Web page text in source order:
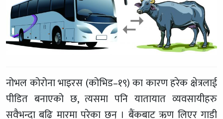
नोभल कोरोना भाइरस (कोभिड–१९) का कारण हरेक क्षेत्रलाई
पीडित बनाएको छ, त्यसमा पनि यातायात व्यवसायीहरु
सवैभन्दा बढि मारमा परेका छन् । बैंकबाट ऋण लिएर गाडी